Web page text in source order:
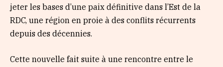
jeter les bases d’une paix définitive dans l’Est de la
RDC, une région en proie à des conflits récurrents
depuis des décennies.
Cette nouvelle fait suite à une rencontre entre le